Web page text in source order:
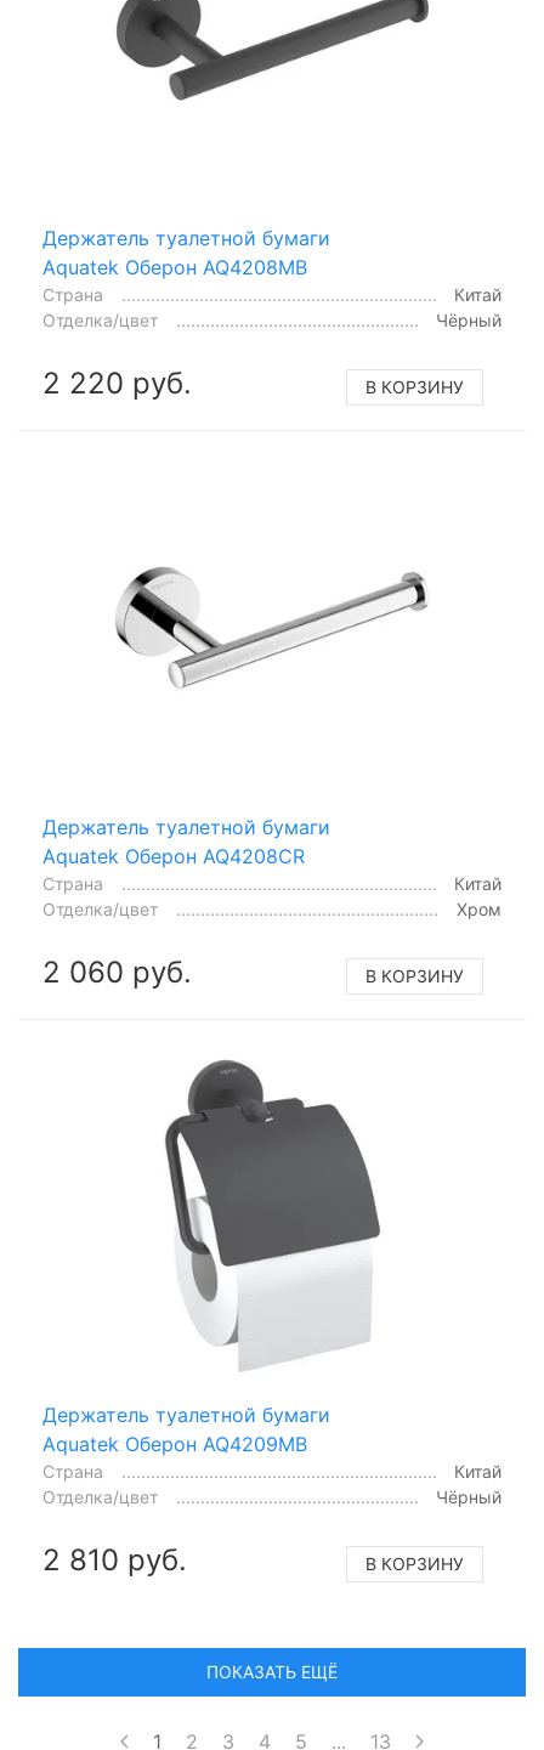
Держатель туалетной бумаги
Aquatek Оберон AQ4208MB
Страна
Китай
Отделка/цвет
Чёрный
2 220 руб. В КОРЗИНУ
Держатель туалетной бумаги
Aquatek Оберон AQ4208CR
Страна
Китай
Отделка/цвет
Хром
2 060 руб. В КОРЗИНУ
Держатель туалетной бумаги
Aquatek Оберон AQ4209MB
Страна
Китай
Отделка/цвет
Чёрный
2 810 руб. В КОРЗИНУ
ПОКАЗАТЬ ЕЩЁ
1 2 3 4 5 ... 13